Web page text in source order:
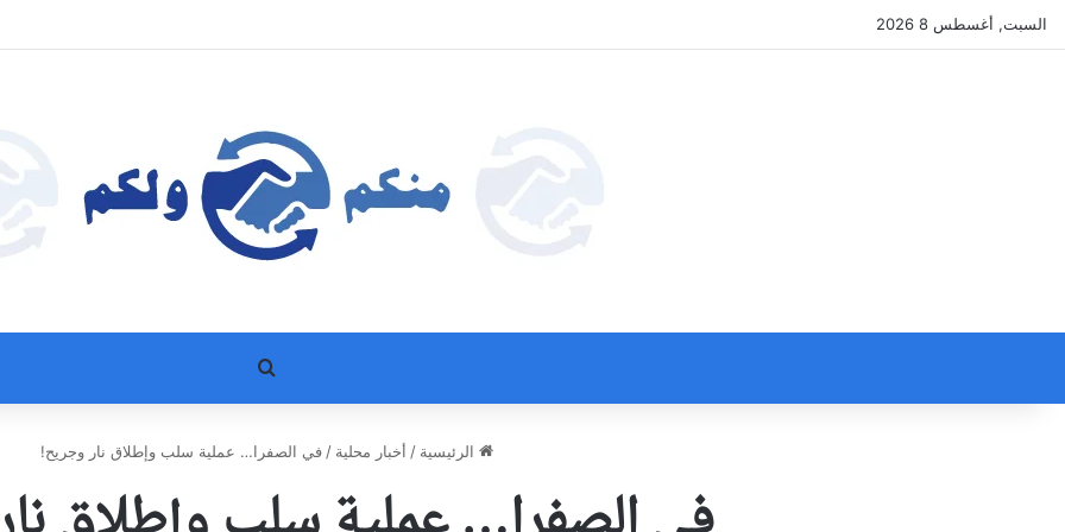
السبت, أغسطس 8 2026
بحث عن
الرئيسية / أخبار محلية / في الصفرا… عملية سلب وإطلاق نار وجريح!